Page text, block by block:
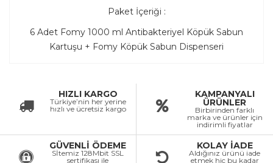
Paket İçeriği :
6 Adet Fomy 1000 ml Antibakteriyel Köpük Sabun
Kartuşu + Fomy Köpük Sabun Dispenseri
HIZLI KARGO
Türkiye’nin her yerine
hızlı ve ücretsiz kargo
KAMPANYALI
ÜRÜNLER
Birbirinden farklı
marka ve ürünler için
indirimli fiyatlar
GÜVENLİ ÖDEME
Sİtemiz 128Mbit SSL
sertifikası ile
KOLAY İADE
Aldığınız ürünü iade
etmek hiç bu kadar